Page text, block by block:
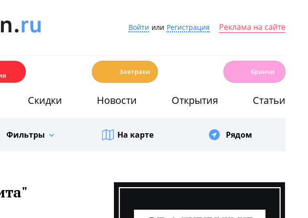
Войти или Регистрация Реклама на сайте
Завтраки Бранчи
Скидки Новости Открытия Статьи
Фильтры На карте Рядом